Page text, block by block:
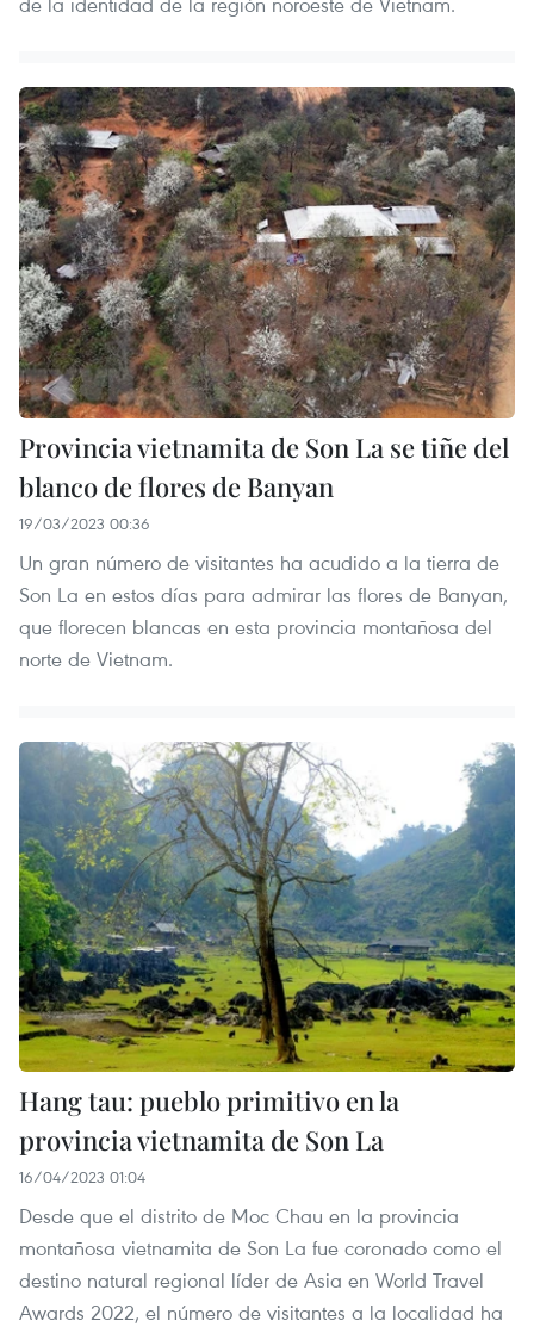
Provincia vietnamita de Son La se tiñe del
blanco de flores de Banyan
19/03/2023 00:36
Un gran número de visitantes ha acudido a la tierra de
Son La en estos días para admirar las flores de Banyan,
que florecen blancas en esta provincia montañosa del
norte de Vietnam.
Hang tau: pueblo primitivo en la
provincia vietnamita de Son La
16/04/2023 01:04
Desde que el distrito de Moc Chau en la provincia
montañosa vietnamita de Son La fue coronado como el
destino natural regional líder de Asia en World Travel
Awards 2022, el número de visitantes a la localidad ha